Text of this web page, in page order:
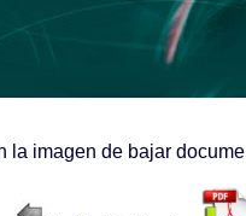
la imagen de bajar